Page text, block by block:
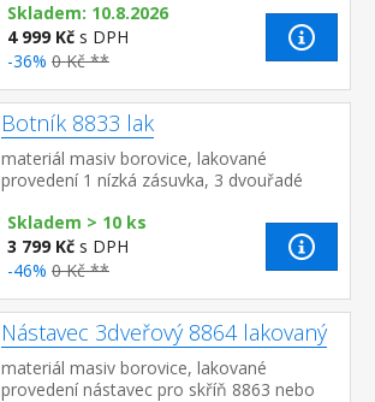
Skladem: 10.8.2026
4 999 Kč s DPH
-36% 0 Kč **
Botník 8833 lak
materiál masiv borovice, lakované
provedení 1 nízká zásuvka, 3 dvouřadé
Skladem > 10 ks
3 799 Kč s DPH
-46% 0 Kč **
Nástavec 3dveřový 8864 lakovaný
materiál masiv borovice, lakované
provedení nástavec pro skříň 8863 nebo